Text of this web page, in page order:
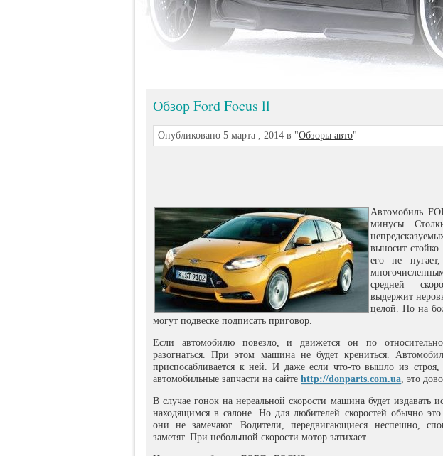
Обзор Ford Focus ll
Опубликовано 5 марта , 2014 в "Обзоры авто"
Автомобиль
минусы.
выносит
его не
средней
выдержит
целой. Но на
могут подвеске подписать приговор.
Если автомобилю повезло, и движется он по
разогнаться. При этом машина не будет крениться.
приспосабливается к ней. И даже если что-то вышло из строя,
автомобильные запчасти на сайте http://donparts.com.ua, это
В случае гонок на нереальной скорости машина будет издавать
находящимся в салоне. Но для любителей скоростей обычно это
они не замечают. Водители, передвигающиеся неспешно,
заметят. При небольшой скорости мотор затихает.